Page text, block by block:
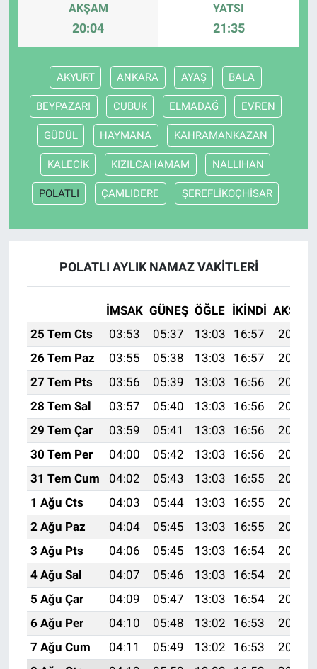
AKŞAM
20:04
YATSI
21:35
AKYURT ANKARA AYAŞ BALA
BEYPAZARI CUBUK ELMADAĞ EVREN
GÜDÜL HAYMANA KAHRAMANKAZAN
KALECİK KIZILCAHAMAM NALLIHAN
POLATLI ÇAMLIDERE ŞEREFLİKOÇHİSAR
POLATLI AYLIK NAMAZ VAKITLERI
İMSAK GÜNEŞ ÖĞLE İKINDI AKŞAM
25 Tem Cts
03:53 05:37 13:03 16:57
20:19
26 Tem Paz
03:55 05:38 13:03 16:57
20:18
27 Tem Pts
03:56 05:39 13:03 16:56
20:17
28 Tem Sal
03:57 05:40 13:03 16:56
20:16
29 Tem Çar
03:59 05:41 13:03 16:56
20:15
30 Tem Per
04:00 05:42 13:03 16:56
20:14
31 Tem Cum
04:02 05:43 13:03 16:55
20:13
1 Ağu Cts
04:03 05:44 13:03 16:55
20:12
2 Ağu Paz
04:04 05:45 13:03 16:55
20:11
3 Ağu Pts
04:06 05:45 13:03 16:54
20:10
4 Ağu Sal
04:07 05:46 13:03 16:54
20:09
5 Ağu Çar
04:09 05:47 13:03 16:54
20:08
6 Ağu Per
04:10 05:48 13:02 16:53
20:07
7 Ağu Cum
04:11 05:49 13:02 16:53
20:06